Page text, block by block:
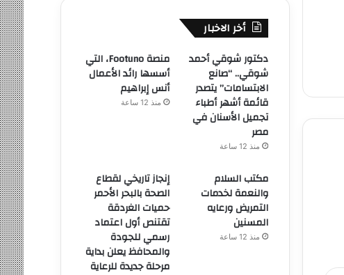
أخر الاخبار
دكتور شوقي أحمد
شوقي.. “صانع
الابتسامات” يتصدر
قائمة أشهر أطباء
تجميل الأسنان في
مصر
منذ 12 ساعة
منصة Footuno، التي
أسسها رائد الأعمال
أنس إبراهيم
منذ 12 ساعة
مكتب السلام
والنعمة لخدمات
التمريض ورعايه
المسنين
منذ 12 ساعة
إنجاز تاريخي لقطاع
الصحة بالبحر الأحمر
حميات الغردقة
تقتنص أول اعتماد
رسمي للجودة
والمحافظ يعلن بداية
مرحلة جديدة للرعاية